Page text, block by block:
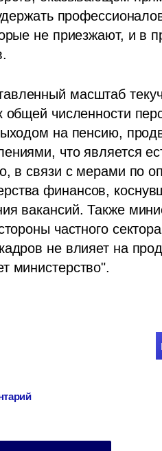
не приезжают, и в
масштаб
общей численности
на пенсию,
что является
в связи с мерами по
финансов,
вакансий. Также
частного
не влияет на
министерство".